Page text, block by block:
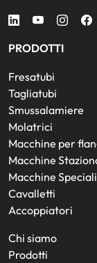
PRODOTTI
Fresatubi
Tagliatubi
Smussalamiere
Molatrici
Macchine per
Macchine
Macchine Speciali
Cavalletti
Accoppiatori
Chi siamo
Prodotti